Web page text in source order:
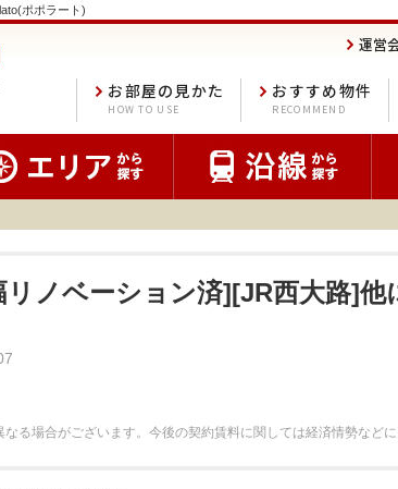
ポポラート)
運営
おすすめ物件
RECOMMEND
お部屋の見かた
HOW TO USE
ノベーション済][JR西大路]
る場合がございます。 今後の契約賃料に関しては経済情勢など